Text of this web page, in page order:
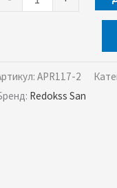
APR117-2
Redokss San